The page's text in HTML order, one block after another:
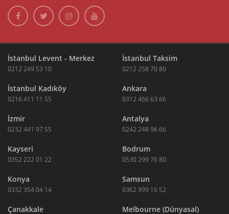
İstanbul Levent - Merkez
0212 249 53 10
İstanbul Taksim
0212 258 70 80
İstanbul Kadıköy
0216 411 11 55
Ankara
0312 466 63 66
İzmir
0232 441 97 55
Antalya
0242 248 96 66
Kayseri
0352 222 01 22
Bodrum
0530 299 76 80
Konya
0332 354 04 14
Samsun
0362 999 16 52
Çanakkale Melbourne (Dünyasal)